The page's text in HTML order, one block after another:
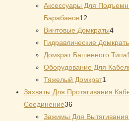
Аксессуары Для
Барабанов12
товаров
Винтовые Домкраты44
Гидравлические
Домкрат Башенного Типа1
Оборудование Для
Тяжелый Домкрат1
товар
Захваты Для Протягивания
Соединение36
товаров
Зажимы Для Вытягивания